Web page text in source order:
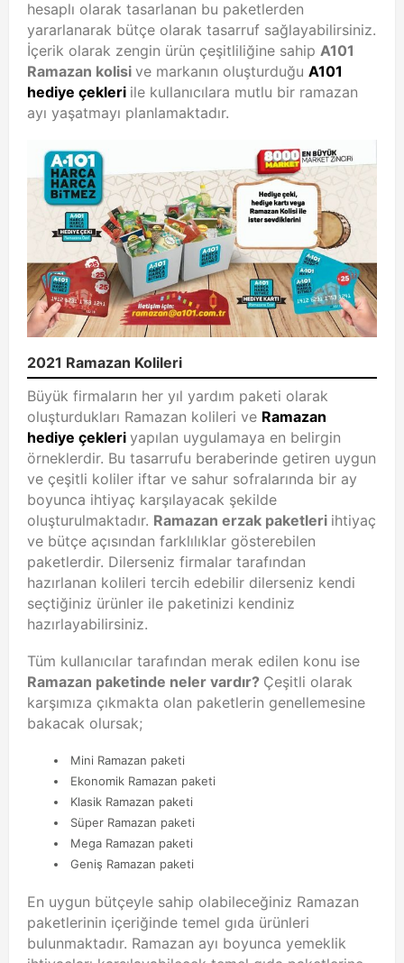
hesaplı olarak tasarlanan bu paketlerden
yararlanarak bütçe olarak tasarruf sağlayabilirsiniz.
İçerik olarak zengin ürün çeşitliliğine sahip A101
Ramazan kolisi ve markanın oluşturduğu A101
hediye çekleri ile kullanıcılara mutlu bir ramazan
ayı yaşatmayı planlamaktadır.
2021 Ramazan Kolileri
Büyük firmaların her yıl yardım paketi olarak
oluşturdukları Ramazan kolileri ve Ramazan
hediye çekleri yapılan uygulamaya en belirgin
örneklerdir. Bu tasarrufu beraberinde getiren uygun
ve çeşitli koliler iftar ve sahur sofralarında bir ay
boyunca ihtiyaç karşılayacak şekilde
oluşturulmaktadır. Ramazan erzak paketleri ihtiyaç
ve bütçe açısından farklılıklar gösterebilen
paketlerdir. Dilerseniz firmalar tarafından
hazırlanan kolileri tercih edebilir dilerseniz kendi
seçtiğiniz ürünler ile paketinizi kendiniz
hazırlayabilirsiniz.
Tüm kullanıcılar tarafından merak edilen konu ise
Ramazan paketinde neler vardır? Çeşitli olarak
karşımıza çıkmakta olan paketlerin genellemesine
bakacak olursak;
Mini Ramazan paketi
Ekonomik Ramazan paketi
Klasik Ramazan paketi
Süper Ramazan paketi
Mega Ramazan paketi
Geniş Ramazan paketi
En uygun bütçeyle sahip olabileceğiniz Ramazan
paketlerinin içeriğinde temel gıda ürünleri
bulunmaktadır. Ramazan ayı boyunca yemeklik